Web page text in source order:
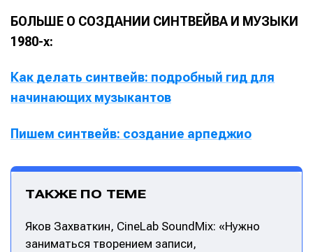
БОЛЬШЕ О СОЗДАНИИ СИНТВЕЙВА И МУЗЫКИ
1980-х:
Как делать синтвейв: подробный гид для
начинающих музыкантов
Пишем синтвейв: создание арпеджио
ТАКЖЕ ПО ТЕМЕ
Яков Захваткин, CineLab SoundMix: «Нужно
заниматься творением записи,